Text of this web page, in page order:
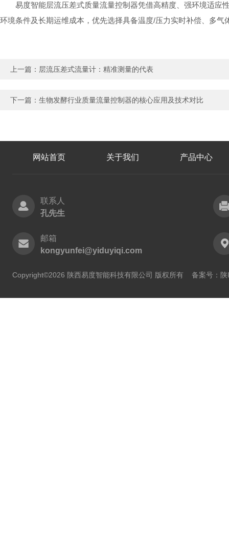
易度智能层流压差式质量流量控制器凭借高精度、强环境适应
环境条件及长期运维成本，优先选择具备温度/压力实时补偿、多
上一篇： ​层流压差式流量计：精准测量的代表
下一篇： 生物发酵行业质量流量控制器的核心应用及技术对比
网站首页 关于我们 产品中心
联系人
孔先生
邮箱
kongyunfei@yiduyiqi.com
Copyright©2026 陕西易度智能科技有限公司 版权所有 备案号：